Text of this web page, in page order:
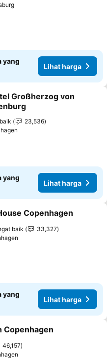
yang
Lihat harga
ke favorit
Großherzog von
23,536
yang
Lihat harga
ke favorit
Copenhagen
baik
33,327
yang
Lihat harga
ke favorit
Copenhagen
46,157